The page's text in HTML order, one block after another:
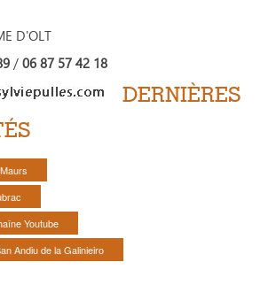
D'OLT
/ 06 87 57 42 18
DERNIÈRES
Youtube
Andiu de la Galinieiro